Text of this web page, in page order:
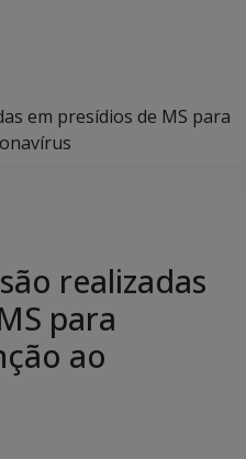
em presídios de MS para
realizadas
para
ao